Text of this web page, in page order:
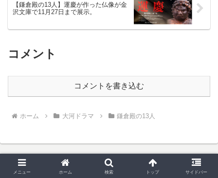
【鎌倉殿の13人】運慶が作った仏像が金
沢文庫で11月27日まで展示。
コメント
コメントを書き込む
ホーム 大河ドラマ 鎌倉殿の13人
メニュー ホーム 検索 トップ サイドバー